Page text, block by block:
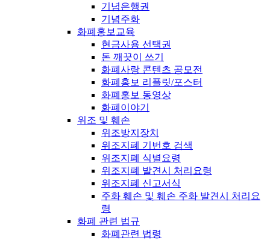
기념은행권
기념주화
화폐홍보교육
현금사용 선택권
돈 깨끗이 쓰기
화폐사랑 콘텐츠 공모전
화폐홍보 리플릿/포스터
화폐홍보 동영상
화폐이야기
위조 및 훼손
위조방지장치
위조지폐 기번호 검색
위조지폐 식별요령
위조지폐 발견시 처리요령
위조지폐 신고서식
주화 훼손 및 훼손 주화 발견시 처리요
령
화폐 관련 법규
화폐관련 법령